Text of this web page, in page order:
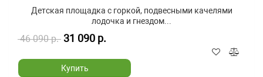
Детская площадка с горкой, подвесными качелями
лодочка и гнездом...
46 090 р. 31 090 р.
Купить